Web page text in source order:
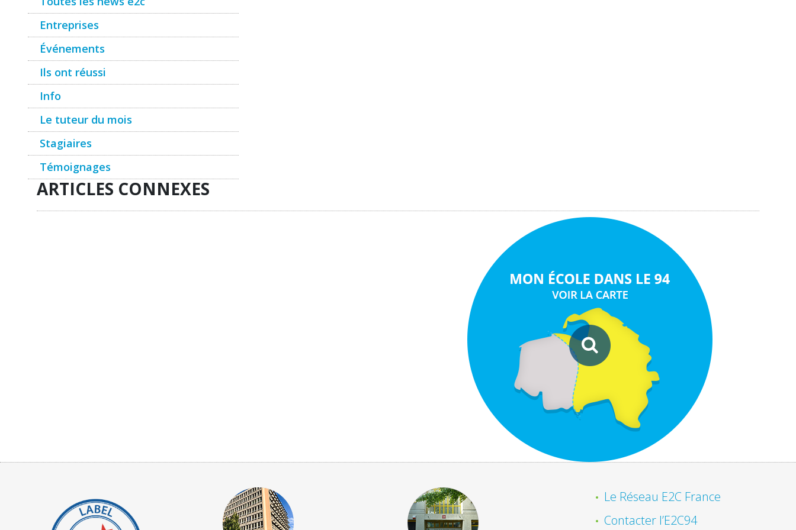
Entreprises
Événements
Ils ont réussi
Info
Le tuteur du mois
Stagiaires
Témoignages
ARTICLES CONNEXES
Le Réseau E2C France
Contacter l’E2C94